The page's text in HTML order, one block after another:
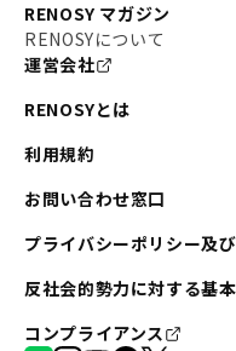
RENOSY マガジン
RENOSYについて
運営会社
RENOSYとは
利用規約
お問い合わせ窓口
プライバシーポリシー及
反社会的勢力に対する基
コンプライアンス